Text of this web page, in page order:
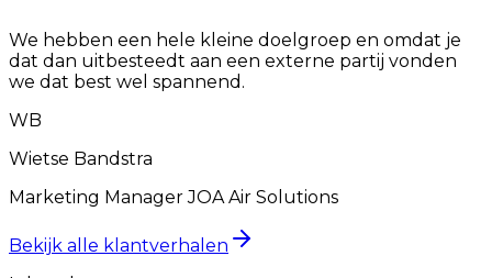
We hebben een hele kleine doelgroep en omdat je
dat dan uitbesteedt aan een externe partij vonden
we dat best wel spannend.
WB
Wietse Bandstra
Marketing Manager JOA Air Solutions
Bekijk alle klantverhalen